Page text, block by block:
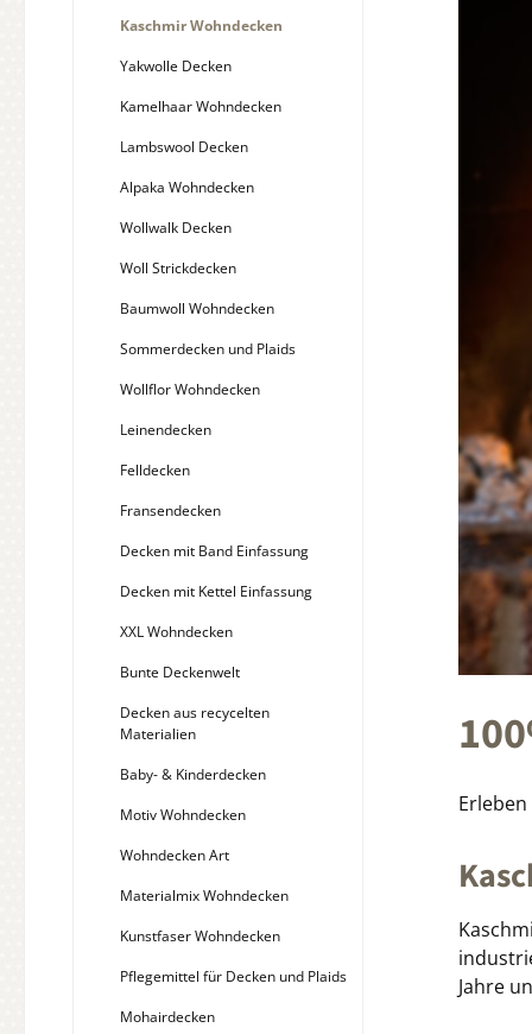
Kaschmir Wohndecken
Yakwolle Decken
Kamelhaar Wohndecken
Lambswool Decken
Alpaka Wohndecken
Wollwalk Decken
Woll Strickdecken
Baumwoll Wohndecken
Sommerdecken und Plaids
Wollflor Wohndecken
Leinendecken
Felldecken
Fransendecken
Decken mit Band Einfassung
Decken mit Kettel Einfassung
XXL Wohndecken
Bunte Deckenwelt
Decken aus recycelten
Materialien
Baby- & Kinderdecken
Motiv Wohndecken
Wohndecken Art
Materialmix Wohndecken
Kunstfaser Wohndecken
Pflegemittel für Decken und Plaids
Mohairdecken
Jahre